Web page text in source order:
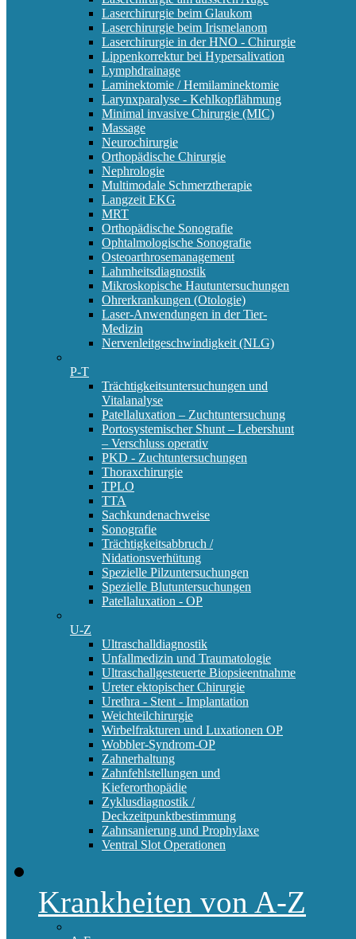
Laserchirurgie beim Glaukom
Laserchirurgie beim Irismelanom
Laserchirurgie in der HNO - Chirurgie
Lippenkorrektur bei Hypersalivation
Lymphdrainage
Laminektomie / Hemilaminektomie
Larynxparalyse - Kehlkopflähmung
Minimal invasive Chirurgie (MIC)
Massage
Neurochirurgie
Orthopädische Chirurgie
Nephrologie
Multimodale Schmerztherapie
Langzeit EKG
MRT
Orthopädische Sonografie
Ophtalmologische Sonografie
Osteoarthrosemanagement
Lahmheitsdiagnostik
Mikroskopische Hautuntersuchungen
Ohrerkrankungen (Otologie)
Laser-Anwendungen in der Tier-
Medizin
Nervenleitgeschwindigkeit (NLG)
P-T
Trächtigkeitsuntersuchungen und
Vitalanalyse
Patellaluxation – Zuchtuntersuchung
Portosystemischer Shunt – Lebershunt
– Verschluss operativ
PKD - Zuchtuntersuchungen
Thoraxchirurgie
TPLO
TTA
Sachkundenachweise
Sonografie
Trächtigkeitsabbruch /
Nidationsverhütung
Spezielle Pilzuntersuchungen
Spezielle Blutuntersuchungen
Patellaluxation - OP
U-Z
Ultraschalldiagnostik
Unfallmedizin und Traumatologie
Ultraschallgesteuerte Biopsieentnahme
Ureter ektopischer Chirurgie
Urethra - Stent - Implantation
Weichteilchirurgie
Wirbelfrakturen und Luxationen OP
Wobbler-Syndrom-OP
Zahnerhaltung
Zahnfehlstellungen und
Kieferorthopädie
Zyklusdiagnostik /
Deckzeitpunktbestimmung
Zahnsanierung und Prophylaxe
Ventral Slot Operationen
Krankheiten von A-Z